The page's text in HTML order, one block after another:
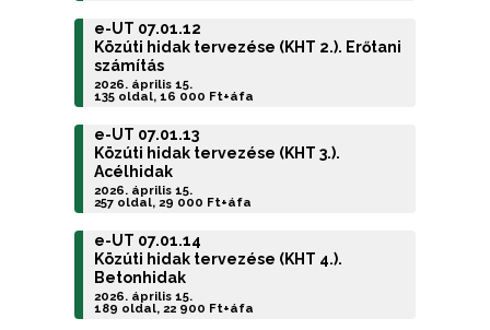
e-UT 07.01.12
Közúti hidak tervezése (KHT 2.). Erőtani
számítás
2026. április 15.
135 oldal, 16 000 Ft+áfa
e-UT 07.01.13
Közúti hidak tervezése (KHT 3.).
Acélhidak
2026. április 15.
257 oldal, 29 000 Ft+áfa
e-UT 07.01.14
Közúti hidak tervezése (KHT 4.).
Betonhidak
2026. április 15.
189 oldal, 22 900 Ft+áfa